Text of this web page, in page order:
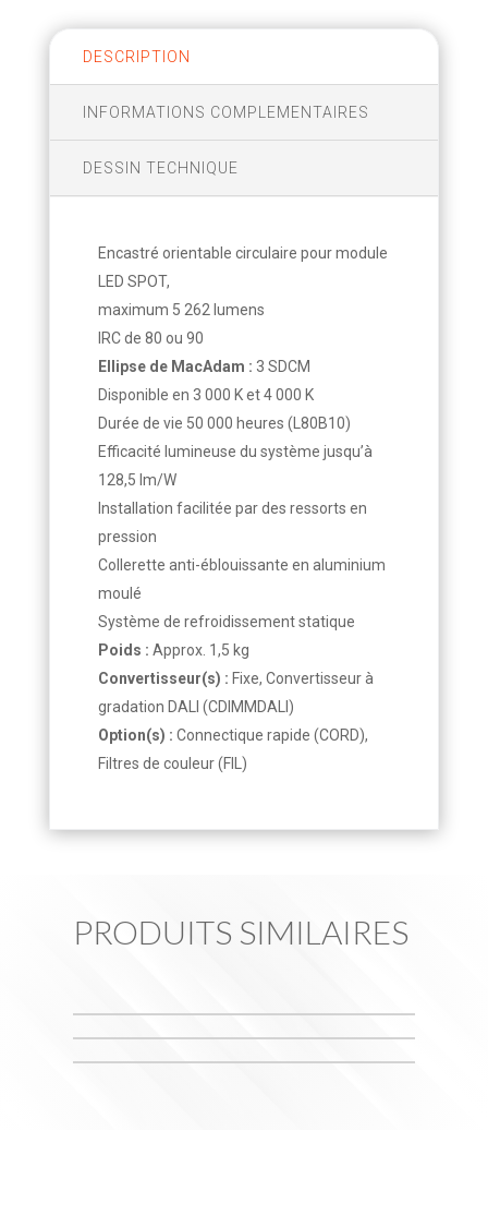
DESCRIPTION
INFORMATIONS COMPLEMENTAIRES
DESSIN TECHNIQUE
Encastré orientable circulaire pour module
LED SPOT,
maximum 5 262 lumens
IRC de 80 ou 90
Ellipse de MacAdam : 3 SDCM
Disponible en 3 000 K et 4 000 K
Durée de vie 50 000 heures (L80B10)
Efficacité lumineuse du système jusqu’à
128,5 lm/W
Installation facilitée par des ressorts en
pression
Collerette anti-éblouissante en aluminium
moulé
Système de refroidissement statique
Poids : Approx. 1,5 kg
Convertisseur(s) : Fixe, Convertisseur à
gradation DALI (CDIMMDALI)
Option(s) : Connectique rapide (CORD),
Filtres de couleur (FIL)
PRODUITS SIMILAIRES